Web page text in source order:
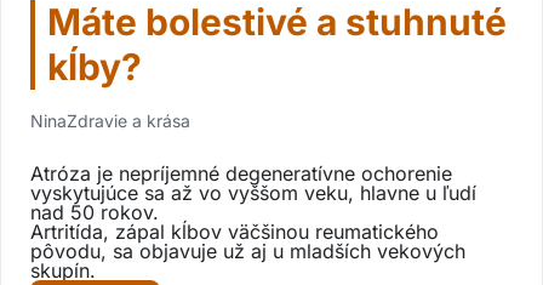
Máte bolestivé a stuhnuté
kĺby?
NinaZdravie a krása
Atróza je nepríjemné degeneratívne ochorenie
vyskytujúce sa až vo vyššom veku, hlavne u ľudí
nad 50 rokov.
Artritída, zápal kĺbov väčšinou reumatického
pôvodu, sa objavuje už aj u mladších vekových
skupín.